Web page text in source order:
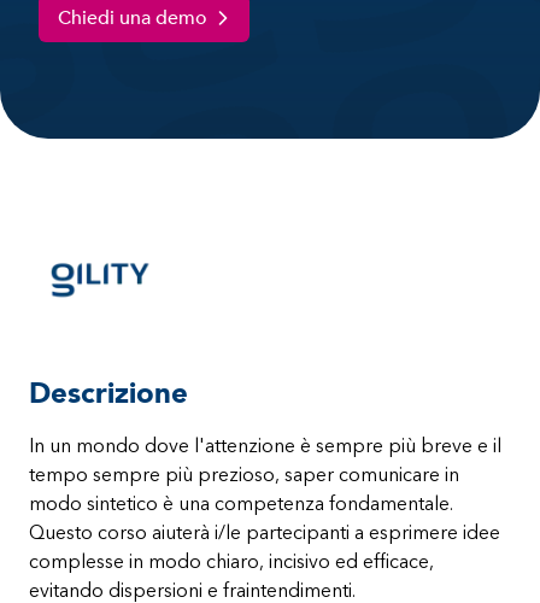
Chiedi una demo
Descrizione
In un mondo dove l'attenzione è sempre più breve e il
tempo sempre più prezioso, saper comunicare in
modo sintetico è una competenza fondamentale.
Questo corso aiuterà i/le partecipanti a esprimere idee
complesse in modo chiaro, incisivo ed efficace,
evitando dispersioni e fraintendimenti.